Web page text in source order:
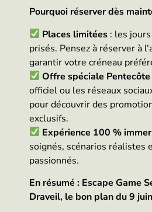
Pourquoi réserver dès
Places limitées : les
prisés. Pensez à réserver à
garantir votre créneau
Offre spéciale Pentecôte
officiel ou les réseaux
pour découvrir des
exclusifs.
Expérience 100 %
soignés, scénarios réalistes
passionnés.
En résumé : Escape Game
Draveil, le bon plan du 9 juin